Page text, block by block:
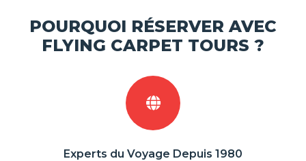
POURQUOI RÉSERVER AVEC
FLYING CARPET TOURS ?
Experts du Voyage Depuis 1980